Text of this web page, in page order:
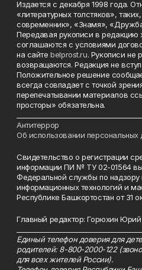
Издается с декабря 1998 года.
«литературных толстяков»,
современник», «Знамя»,
Передавая рукописи в редакцию
соглашаются с условиями
на сайтеbelprost.ru. Рукописи не
возвращаются. Редакция не
Положительное решение
всегда совпадает с точкой
перепечатывании материалов
просторы» обязательна.
Антитеррор
Об использовании персональных
Свидетельство о регистрации
информации ПИ № ТУ 02-01564
Федеральной службы по надзору
информационных технологий и
Республике Башкортостан от 31
Главный редактор: Горюхин
Единый телефон доверия для
родителей: 8-800-2000-122
для всех жителей России).